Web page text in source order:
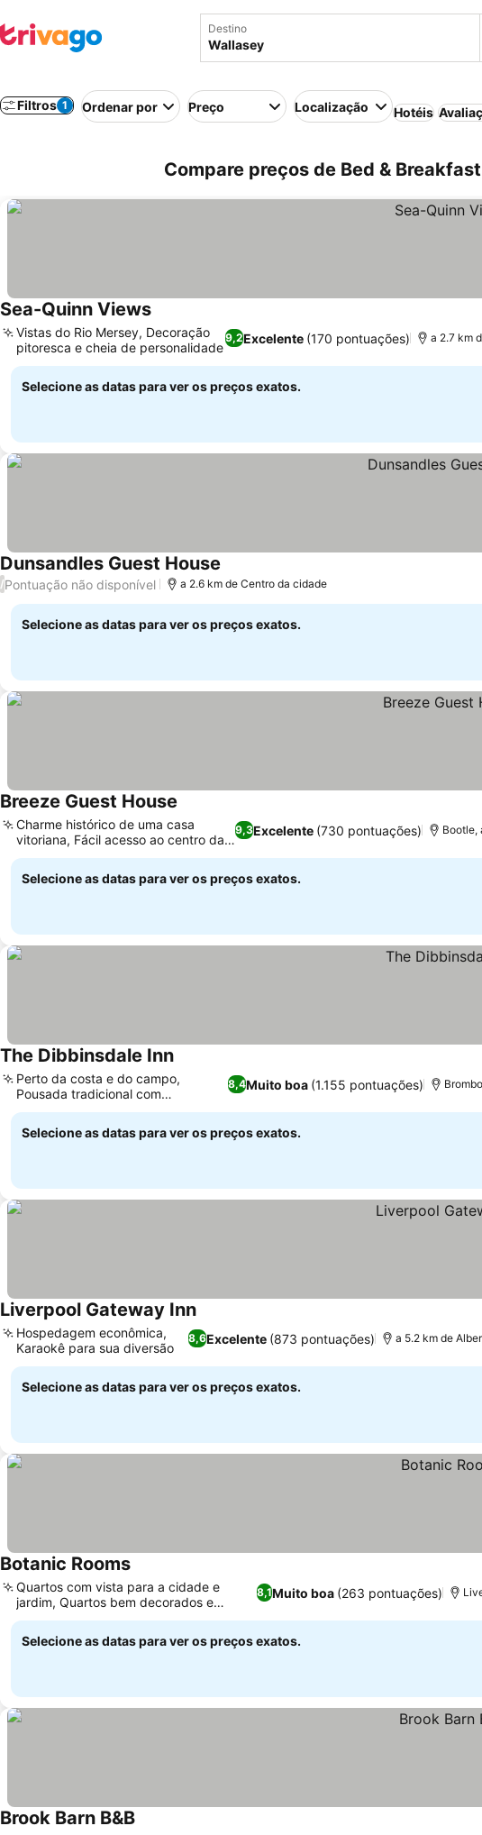
Destino
Filtros 1 Ordenar por Preço Localização Hotéis
Compare preços de Bed &
Sea-Quinn Views
9,2Excelente (170 pontuações)
Vistas do Rio Mersey, Decoração
pitoresca e cheia de personalidade
a 2.7 km
Selecione as datas para ver os preços exatos.
Dunsandles Guest House
/Pontuação não disponível a 2.6 km de Centro da cidade
Selecione as datas para ver os preços exatos.
Breeze Guest House
9,3Excelente (730 pontuações)
Charme histórico de uma casa
vitoriana, Fácil acesso ao centro da
cidade
Bootle,
Selecione as datas para ver os preços exatos.
The Dibbinsdale Inn
8,4Muito boa (1.155 pontuações)
Perto da costa e do campo,
Pousada tradicional com
restaurante Pesto
Selecione as datas para ver os preços exatos.
Liverpool Gateway Inn
8,6Excelente (873 pontuações)
Hospedagem econômica,
Karaokê para sua diversão
a 5.2 km de
Selecione as datas para ver os preços exatos.
Botanic Rooms
8,1Muito boa (263 pontuações)
Quartos com vista para a cidade e
jardim, Quartos bem decorados e
aconchegantes
Selecione as datas para ver os preços exatos.
Brook Barn B&B